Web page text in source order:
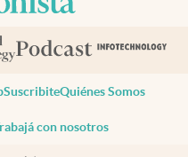
SuscribiteQuiénes Somos
con nosotros